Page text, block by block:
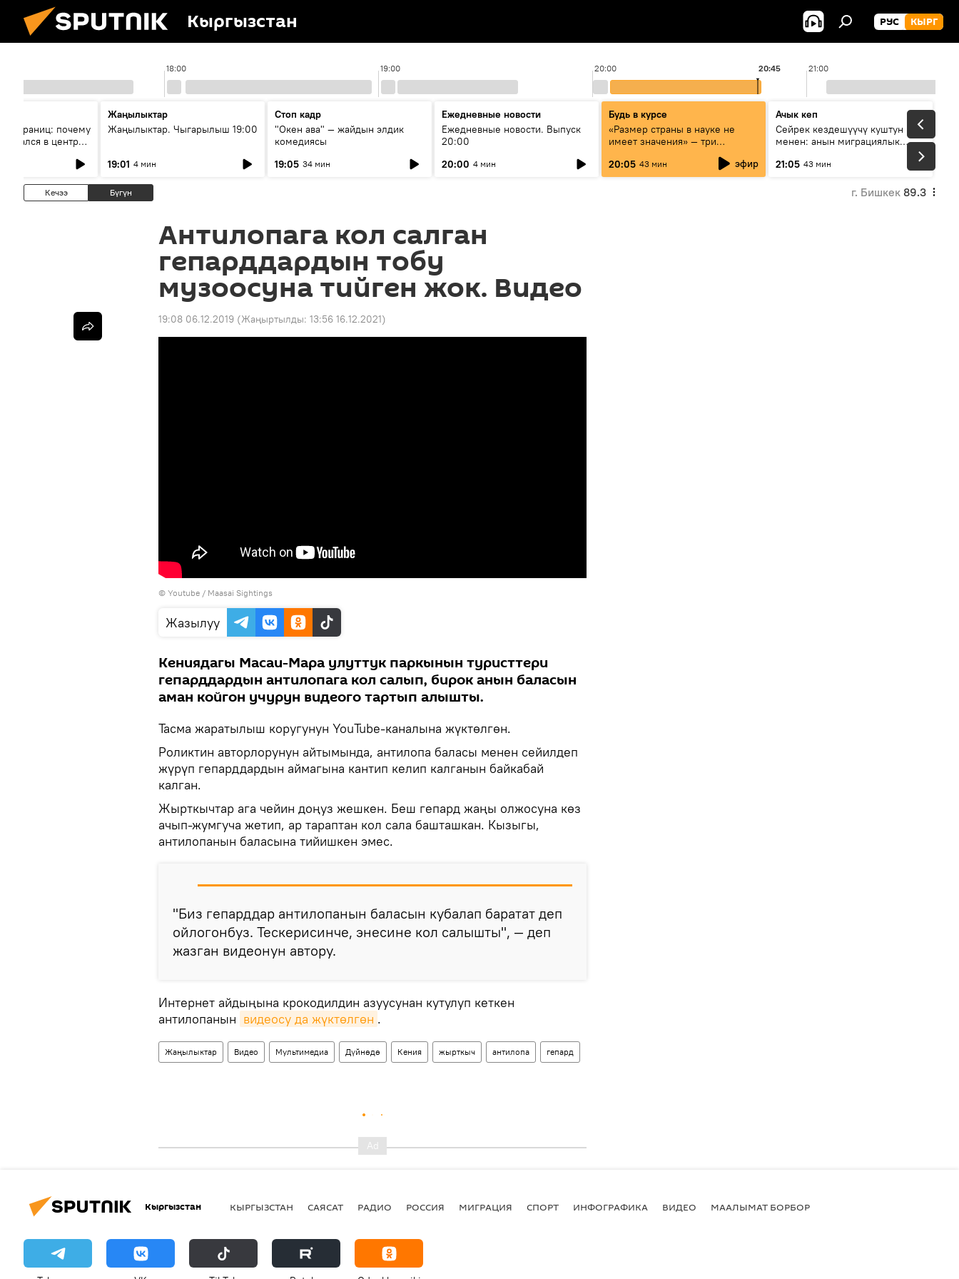
Кыргызстан РУС КЫРГ
18:00 19:00 20:00 21:00
20:45
границ: почему
в центре
Жаңылыктар
Жаңылыктар. Чыгарылыш 19:00
19:01 4 мин
Стоп кадр
"Окен ава" — жайдын элдик
комедиясы
19:05 34 мин
Ежедневные новости
Ежедневные новости. Выпуск
20:00
20:00 4 мин
Будь в курсе
«Размер страны в науке не
имеет значения» — три
эксперта о сотрудничестве
России и Кыргызстана в
образовании и исследованиях
20:05 43 мин эфир
Ачык кеп
Сейрек кездешүүчү куштун изи
менен: анын миграциялык
21:05 43 мин
Кечээ Бүгүн г. Бишкек 89.3
Антилопага кол салган
гепарддардын тобу
музоосуна тийген жок. Видео
19:08 06.12.2019 (Жаңыртылды: 13:56 16.12.2021)
© Youtube / Maasai Sightings
Жазылуу
Кениядагы Масаи-Мара улуттук паркынын туристтери
гепарддардын антилопага кол салып, бирок анын баласын
аман койгон учурун видеого тартып алышты.
Тасма жаратылыш коругунун YouTube-каналына жүктөлгөн.
Роликтин авторлорунун айтымында, антилопа баласы менен сейилдеп
жүрүп гепарддардын аймагына кантип келип калганын байкабай
калган.
Жырткычтар ага чейин доңуз жешкен. Беш гепард жаңы олжосуна көз
ачып-жумгуча жетип, ар тараптан кол сала башташкан. Кызыгы,
антилопанын баласына тийишкен эмес.
"Биз гепарддар антилопанын баласын кубалап баратат деп
ойлогонбуз. Тескерисинче, энесине кол салышты", — деп
жазган видеонун автору.
Интернет айдыңына крокодилдин азуусунан кутулуп кеткен
антилопанын видеосу да жүктөлгөн .
Жаңылыктар Видео Мультимедиа Дүйнөдө Кения жырткыч антилопа гепард
Кыргызстан КЫРГЫЗСТАН САЯСАТ РАДИО РОССИЯ МИГРАЦИЯ СПОРТ ИНФОГРАФИКА ВИДЕО МААЛЫМАТ БОРБОР